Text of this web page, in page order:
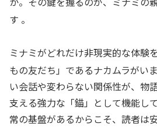
す 。
ミナミがどれだけ非現実的な体験
もの友だち」であるナカムラがい
い会話や変わらない関係性が、物
支える強力な「錨」として機能し
常の基盤があるからこそ、読者は